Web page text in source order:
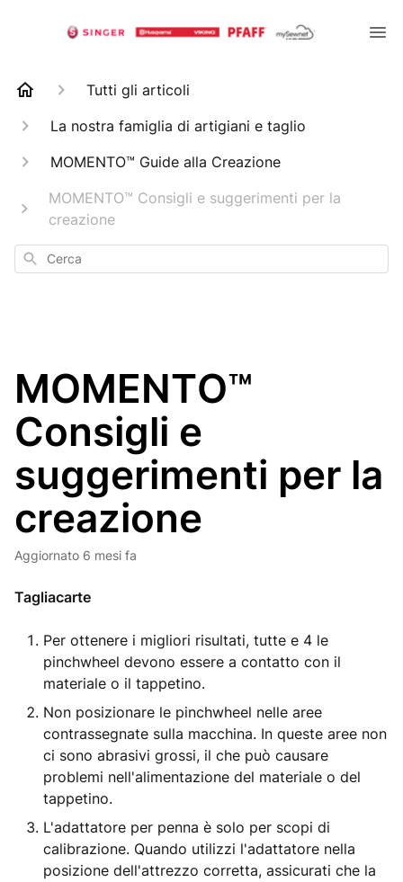
Tutti gli articoli
La nostra famiglia di artigiani e taglio
MOMENTO™ Guide alla Creazione
MOMENTO™ Consigli e suggerimenti per la
creazione
Cerca
MOMENTO™
Consigli e
suggerimenti per la
creazione
Aggiornato 6 mesi fa
Tagliacarte
Per ottenere i migliori risultati, tutte e 4 le
pinchwheel devono essere a contatto con il
materiale o il tappetino.
Non posizionare le pinchwheel nelle aree
contrassegnate sulla macchina. In queste aree non
ci sono abrasivi grossi, il che può causare
problemi nell'alimentazione del materiale o del
tappetino.
L'adattatore per penna è solo per scopi di
calibrazione. Quando utilizzi l'adattatore nella
posizione dell'attrezzo corretta, assicurati che la